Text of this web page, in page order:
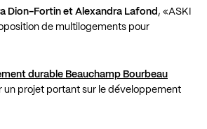
Dion-Fortin et Alexandra Lafond , «ASKI
de multilogements pour
durable Beauchamp Bourbeau
un projet portant sur le développement